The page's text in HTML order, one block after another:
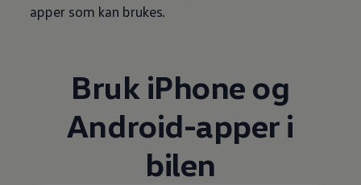
apper som kan brukes.
Bruk iPhone og
Android-apper i
bilen